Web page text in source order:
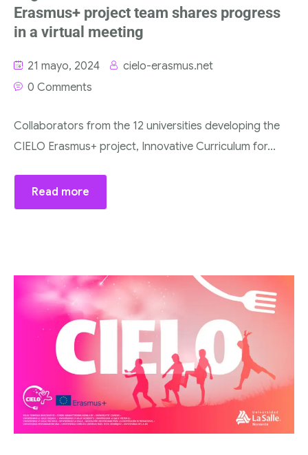
Erasmus+ project team shares progress
in a virtual meeting
21 mayo, 2024
cielo-erasmus.net
0 Comments
Collaborators from the 12 universities developing the
CIELO Erasmus+ project, Innovative Curriculum for...
Read more